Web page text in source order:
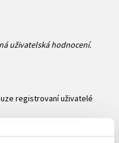
uživatelská hodnocení.
registrovaní uživatelé